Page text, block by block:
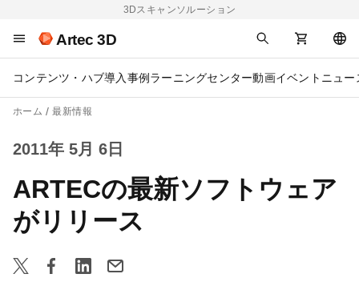
3Dスキャンソルーション
Artec 3D
コンテンツ・ハブ導入事例 ラーニングセンター動画イベント ニュー
ホーム 最新情報
2011年 5月 6日
ARTECの最新ソフトウェア
がリリース